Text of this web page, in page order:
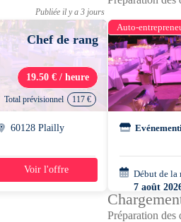
Publiée il y a 3 jours
Chef de rang
19.50 € / heure
Total prévisionnel 117 €
60128 Plailly
1 jour
Voir l'offre
Auto-
Début de la
7 août
07h30 -
Préparation